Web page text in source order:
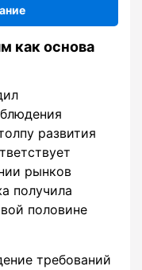
как основа
развития
рынков
получила
половине
требований